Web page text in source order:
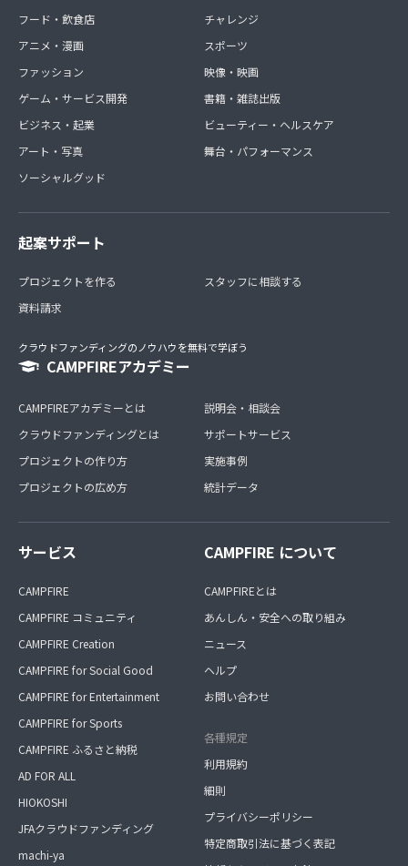
フード・飲食店
アニメ・漫画
ファッション
ゲーム・サービス開発
ビジネス・起業
アート・写真
ソーシャルグッド
チャレンジ
スポーツ
映像・映画
書籍・雑誌出版
ビューティー・ヘルスケア
舞台・パフォーマンス
起案サポート
プロジェクトを作る
資料請求
スタッフに相談する
クラウドファンディングのノウハウを無料で学ぼう
CAMPFIREアカデミー
CAMPFIREアカデミーとは
クラウドファンディングとは
プロジェクトの作り方
プロジェクトの広め方
説明会・相談会
サポートサービス
実施事例
統計データ
サービス
CAMPFIRE
CAMPFIRE コミュニティ
CAMPFIRE Creation
CAMPFIRE for Social Good
CAMPFIRE for Entertainment
CAMPFIRE for Sports
CAMPFIRE ふるさと納税
AD FOR ALL
HIOKOSHI
JFAクラウドファンディング
machi-ya
CAMPFIRE について
CAMPFIREとは
あんしん・安全への取り組み
ニュース
ヘルプ
お問い合わせ
各種規定
利用規約
細則
プライバシーポリシー
特定商取引法に基づく表記